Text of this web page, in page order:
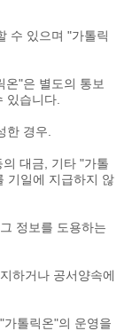
수 있으며 "가톨릭
온"은 별도의 통보
있습니다.
경우.
대금, 기타 "가톨
기일에 지급하지 않
정보를 도용하는
하거나 공서양속에
톨릭온"의 운영을